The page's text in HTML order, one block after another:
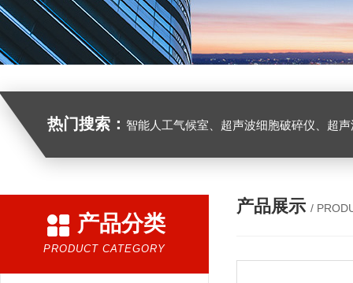
热门搜索： 智能人工气候室、超声波细胞破碎仪、超
产品分类
PRODUCT CATEGORY
产品展示 /